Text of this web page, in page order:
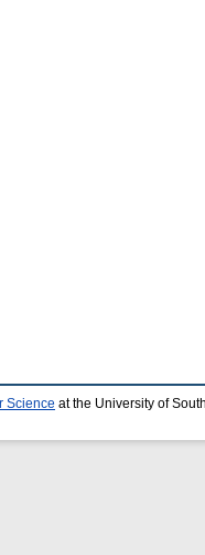
Science at the University of